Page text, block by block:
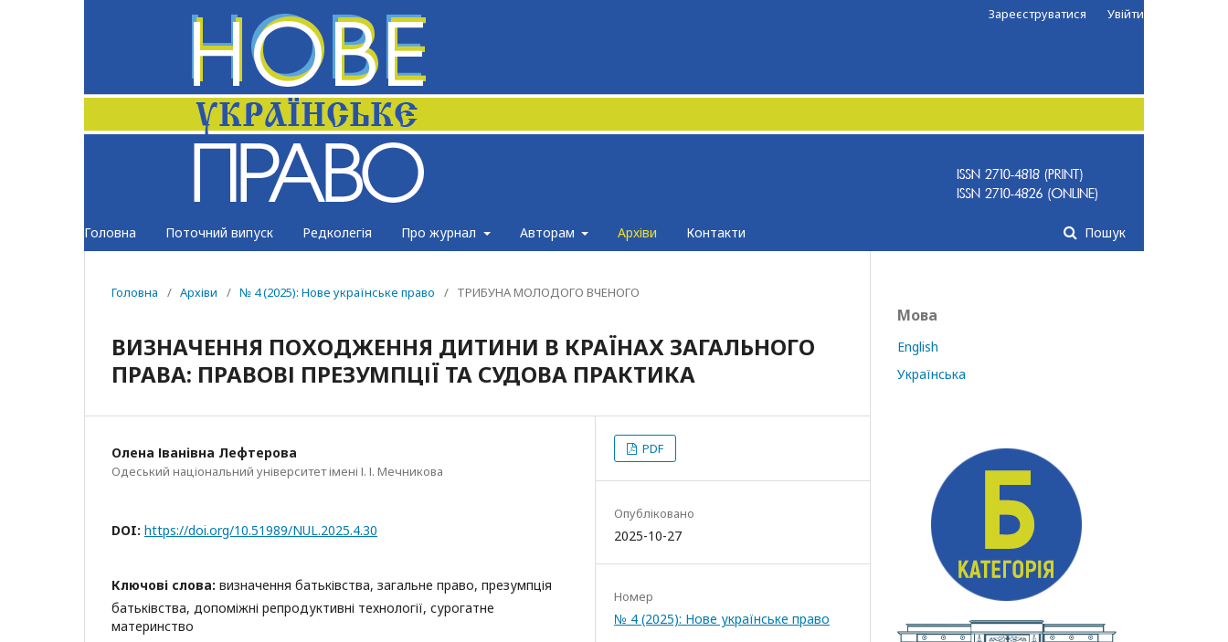
Головна Поточний випуск Редколегія Про журнал Авторам Архіви Контакти Пошук
Зареєструватися Увійти
Головна / Архіви / № 4 (2025): Нове українське право / ТРИБУНА МОЛОДОГО ВЧЕНОГО
ВИЗНАЧЕННЯ ПОХОДЖЕННЯ ДИТИНИ В КРАЇНАХ ЗАГАЛЬНОГО
ПРАВА: ПРАВОВІ ПРЕЗУМПЦІЇ ТА СУДОВА ПРАКТИКА
Олена Іванівна Лефтерова
Одеський національний університет імені І. І. Мечникова
DOI: https://doi.org/10.51989/NUL.2025.4.30
Ключові слова: визначення батьківства, загальне право, презумпція
батьківства, допоміжні репродуктивні технології, сурогатне
материнство
PDF
Опубліковано
2025-10-27
Номер
№ 4 (2025): Нове українське право
Мова
English
Українська